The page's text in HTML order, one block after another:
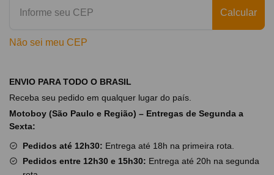
Calcular
Não sei meu CEP
ENVIO PARA TODO O BRASIL
Receba seu pedido em qualquer lugar do país.
Motoboy (São Paulo e Região) – Entregas de Segunda a
Sexta:
Pedidos até 12h30: Entrega até 18h na primeira rota.
Pedidos entre 12h30 e 15h30: Entrega até 20h na segunda